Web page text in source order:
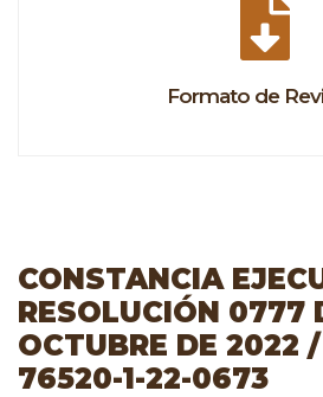
Formato de
CONSTANCIA
RESOLUCIÓN 0777
OCTUBRE DE 2022
76520-1-22-0673